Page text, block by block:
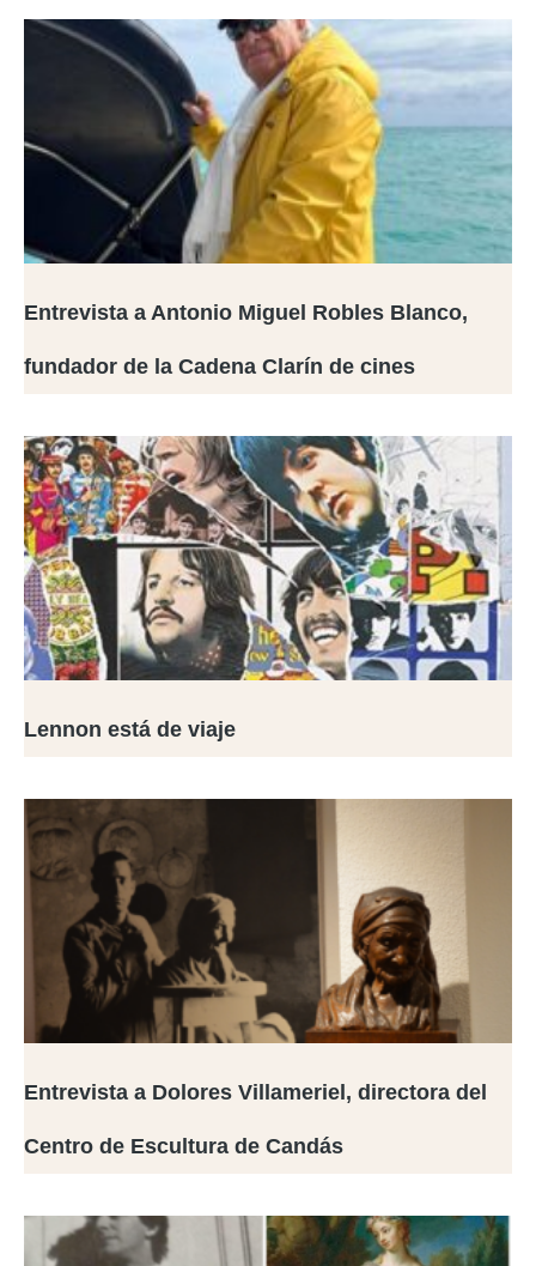
Entrevista a Antonio Miguel Robles Blanco,
fundador de la Cadena Clarín de cines
Lennon está de viaje
Entrevista a Dolores Villameriel, directora del
Centro de Escultura de Candás